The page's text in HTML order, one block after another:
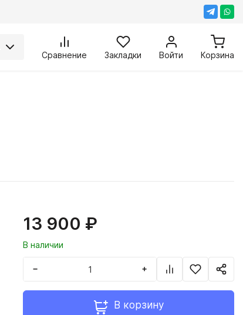
Сравнение Закладки Войти Корзина
13 900 ₽
В наличии
− +
В корзину